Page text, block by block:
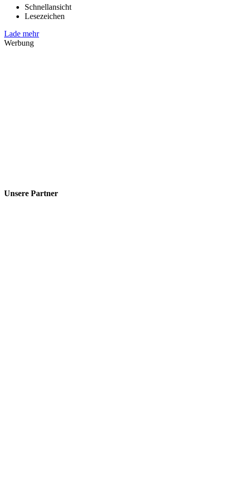
Schnellansicht
Lesezeichen
Lade mehr
Werbung
Unsere Partner